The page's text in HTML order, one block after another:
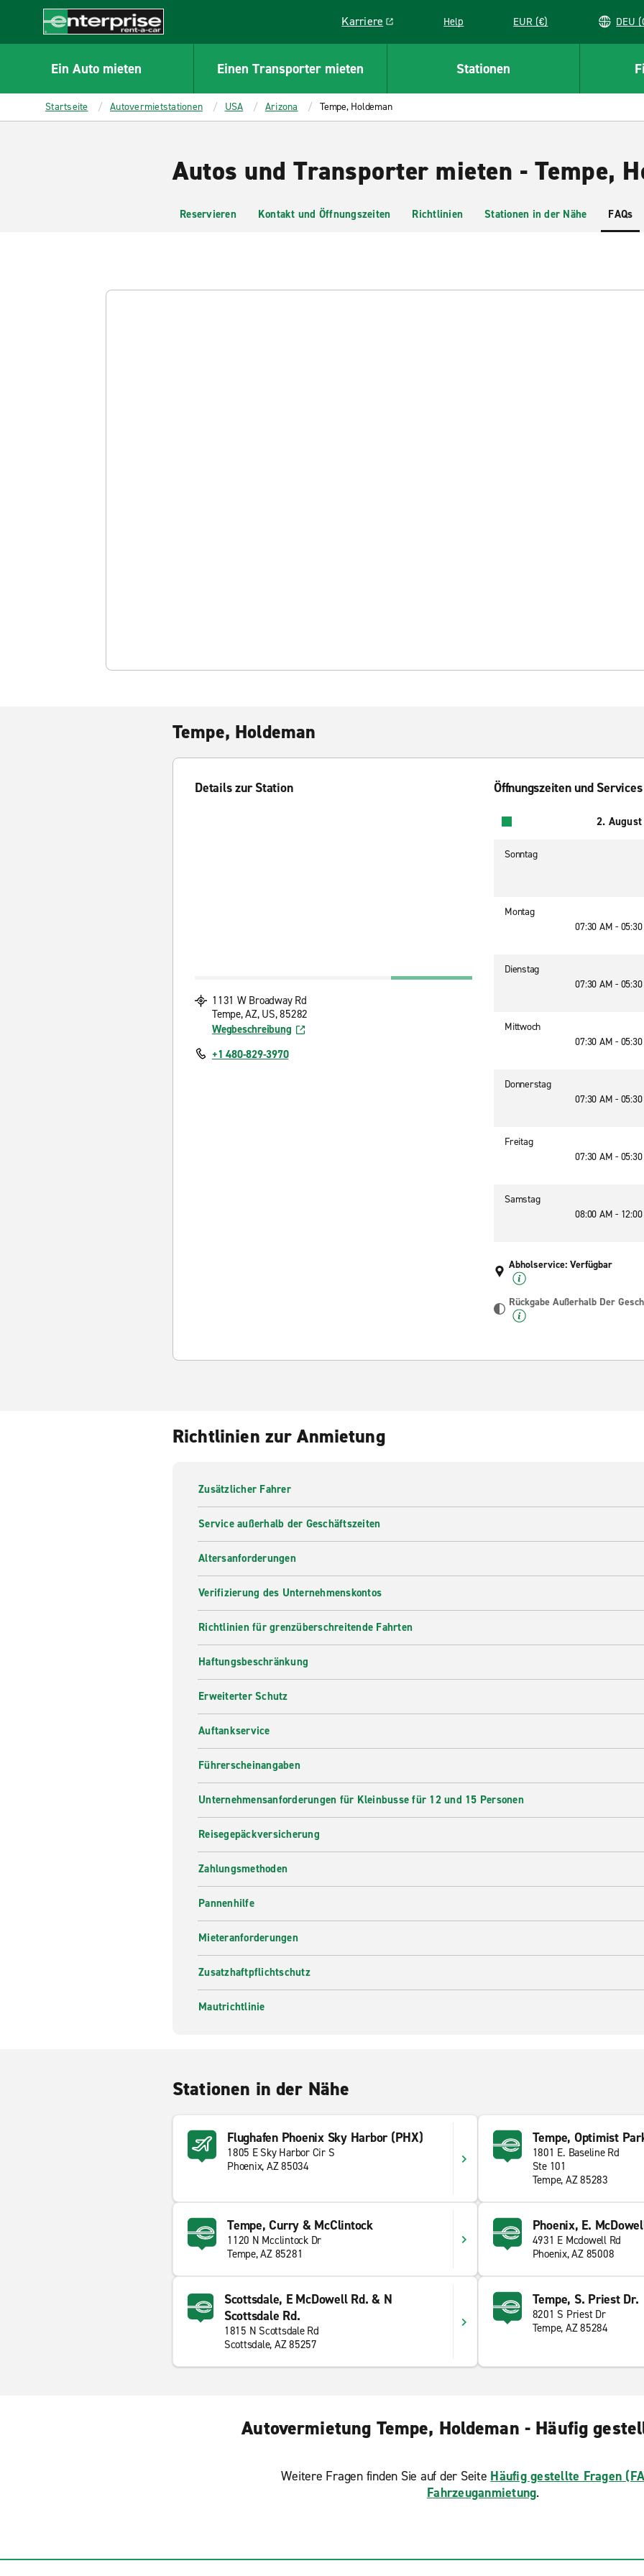
CONTENT
Enterprise
Karriere
Link opens in a new window
Help EUR (€)
Ein Auto mieten Einen Transporter mieten Stationen
Startseite Autovermietstationen USA Arizona Tempe, Holdeman
Autos und Transporter mieten - Tempe,
Reservieren Kontakt und Öffnungszeiten Richtlinien Stationen in der Nähe FAQs
Tempe, Holdeman
Details zur Station
1131 W Broadway Rd
Tempe, AZ, US, 85282
Wegbeschreibung
+1 480-829-3970
Öffnungszeiten und Services
2.
Sonntag
Montag
07:30 AM -
Dienstag
07:30 AM -
Mittwoch
07:30 AM -
Donnerstag
07:30 AM -
Freitag
07:30 AM -
Samstag
08:00 AM -
Abholservice: Verfügbar
Rückgabe Außerhalb Der
Richtlinien zur Anmietung
Zusätzlicher Fahrer
Service außerhalb der Geschäftszeiten
Altersanforderungen
Verifizierung des Unternehmenskontos
Richtlinien für grenzüberschreitende Fahrten
Haftungsbeschränkung
Erweiterter Schutz
Auftankservice
Führerscheinangaben
Unternehmensanforderungen für Kleinbusse für 12 und 15 Personen
Reisegepäckversicherung
Zahlungsmethoden
Pannenhilfe
Mieteranforderungen
Zusatzhaftpflichtschutz
Mautrichtlinie
Stationen in der Nähe
Flughafen Phoenix Sky Harbor (PHX)
1805 E Sky Harbor Cir S
Phoenix, AZ 85034
Tempe, Optimist
1801 E. Baseline Rd
Ste 101
Tempe, AZ 85283
Tempe, Curry & McClintock
1120 N Mcclintock Dr
Tempe, AZ 85281
Phoenix, E.
4931 E Mcdowell Rd
Phoenix, AZ 85008
Scottsdale, E McDowell Rd. & N
Scottsdale Rd.
1815 N Scottsdale Rd
Scottsdale, AZ 85257
Tempe, S. Priest Dr.
8201 S Priest Dr
Tempe, AZ 85284
Autovermietung Tempe, Holdeman - Häufig
Weitere Fragen finden Sie auf der Seite Häufig gestellte Fragen
Fahrzeuganmietung.